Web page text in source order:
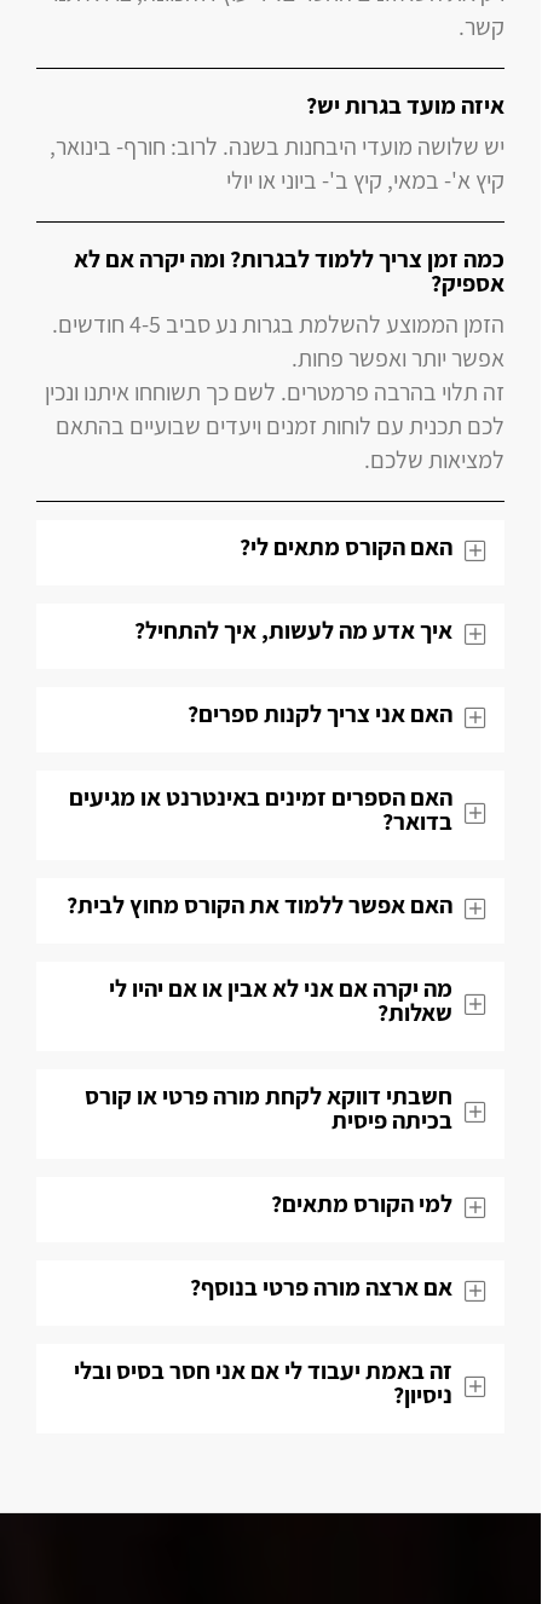
קשר.
איזה מועד בגרות יש?
יש שלושה מועדי היבחנות בשנה. לרוב: חורף- בינואר,
קיץ א'- במאי, קיץ ב'- ביוני או יולי
כמה זמן צריך ללמוד לבגרות? ומה יקרה אם לא
אספיק?
הזמן הממוצע להשלמת בגרות נע סביב 4-5 חודשים.
אפשר יותר ואפשר פחות.
זה תלוי בהרבה פרמטרים. לשם כך תשוחחו איתנו ונכין
לכם תכנית עם לוחות זמנים ויעדים שבועיים בהתאם
למציאות שלכם.
האם הקורס מתאים לי?
איך אדע מה לעשות, איך להתחיל?
האם אני צריך לקנות ספרים?
האם הספרים זמינים באינטרנט או מגיעים
בדואר?
האם אפשר ללמוד את הקורס מחוץ לבית?
מה יקרה אם אני לא אבין או אם יהיו לי
שאלות​?
חשבתי דווקא לקחת מורה פרטי או קורס
בכיתה פיסית​
למי הקורס מתאים?
אם ארצה מורה פרטי בנוסף?
זה באמת יעבוד לי אם אני חסר בסיס ובלי
ניסיון?